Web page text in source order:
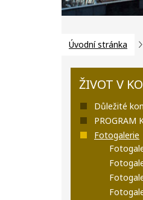
Úvodní stránka
ŽIVOT V
Důležité
PROGRAM
Fotogalerie